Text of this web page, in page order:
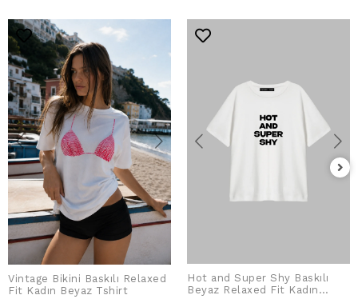
SEPETE EKLE
Vintage Bikini Baskılı Relaxed
Fit Kadın Beyaz Tshirt
SEPETE EKLE
Hot and Super Shy Baskılı
Beyaz Relaxed Fit Kadın